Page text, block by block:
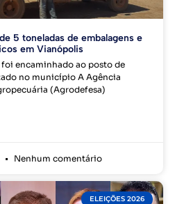
5 toneladas de embalagens e
em Vianópolis
encaminhado ao posto de
no município A Agência
(Agrodefesa)
Nenhum comentário
ELEIÇÕES 2026